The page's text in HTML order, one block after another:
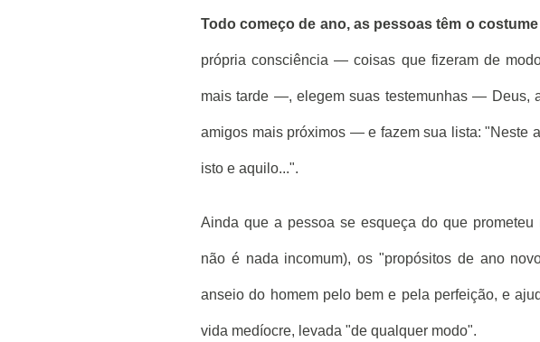
Todo começo de ano, as pessoas têm o
própria consciência — coisas que fizeram de
mais tarde —, elegem suas testemunhas — Deus,
amigos mais próximos — e fazem sua lista: "Neste
isto e aquilo...".
Ainda que a pessoa se esqueça do que
não é nada incomum), os "propósitos de ano
anseio do homem pelo bem e pela perfeição, e
vida medíocre, levada "de qualquer modo".